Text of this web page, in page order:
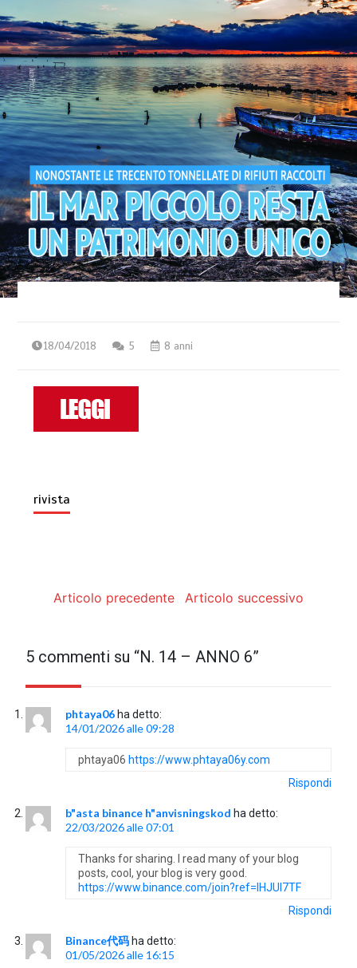
18/04/2018 5 8 anni
rivista
Articolo precedente Articolo successivo
5 commenti su “N. 14 – ANNO 6”
phtaya06 ha detto:
14/01/2026 alle 09:28
phtaya06 https://www.phtaya06y.com
Rispondi
b"asta binance h"anvisningskod ha detto:
22/03/2026 alle 07:01
Thanks for sharing. I read many of your blog
posts, cool, your blog is very good.
https://www.binance.com/join?ref=IHJUI7TF
Rispondi
Binance代码 ha detto:
01/05/2026 alle 16:15